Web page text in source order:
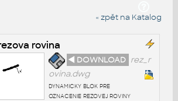
« zpět na Katalog
rovina
◄ DOWNLOAD rez_r
ovina.dwg
dynamicky blok pre
oznacenie rezovej roviny